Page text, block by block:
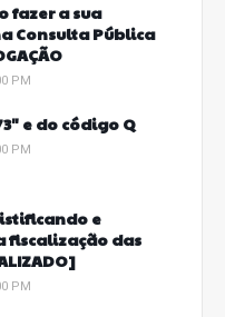
fazer a sua
Consulta Pública
PM
e do código Q
PM
e
fiscalização das
PM